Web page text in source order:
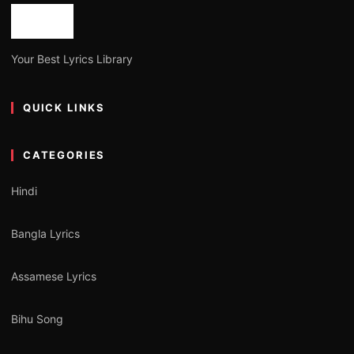
Your Best Lyrics Library
QUICK LINKS
CATEGORIES
Hindi
Bangla Lyrics
Assamese Lyrics
Bihu Song